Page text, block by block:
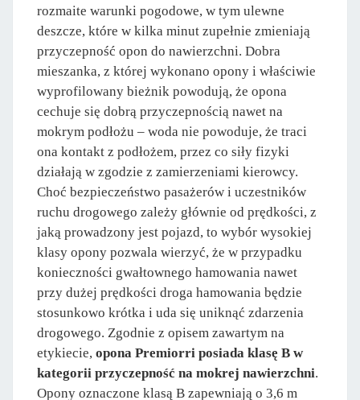
rozmaite warunki pogodowe, w tym ulewne
deszcze, które w kilka minut zupełnie zmieniają
przyczepność opon do nawierzchni. Dobra
mieszanka, z której wykonano opony i właściwie
wyprofilowany bieżnik powodują, że opona
cechuje się dobrą przyczepnością nawet na
mokrym podłożu – woda nie powoduje, że traci
ona kontakt z podłożem, przez co siły fizyki
działają w zgodzie z zamierzeniami kierowcy.
Choć bezpieczeństwo pasażerów i uczestników
ruchu drogowego zależy głównie od prędkości, z
jaką prowadzony jest pojazd, to wybór wysokiej
klasy opony pozwala wierzyć, że w przypadku
konieczności gwałtownego hamowania nawet
przy dużej prędkości droga hamowania będzie
stosunkowo krótka i uda się uniknąć zdarzenia
drogowego. Zgodnie z opisem zawartym na
etykiecie, opona Premiorri posiada klasę B w
kategorii przyczepność na mokrej nawierzchni.
Opony oznaczone klasą B zapewniają o 3,6 m